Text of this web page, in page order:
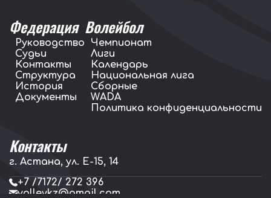
Федерация
Руководство
Судьи
Контакты
Структура
История
Документы
Волейбол
Чемпионат
Лиги
Календарь
Национальная лига
Сборные
WADA
Политика конфиденциальности
Контакты
г. Астана, ул. E-15, 14
+7 /7172/ 272 396
volleykz@gmail.com